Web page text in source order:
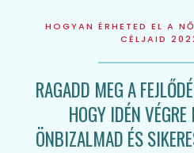
HOGYAN ÉRHETED EL A
CÉLJAID
RAGADD MEG A
HOGY IDÉN
ÖNBIZALMAD ÉS